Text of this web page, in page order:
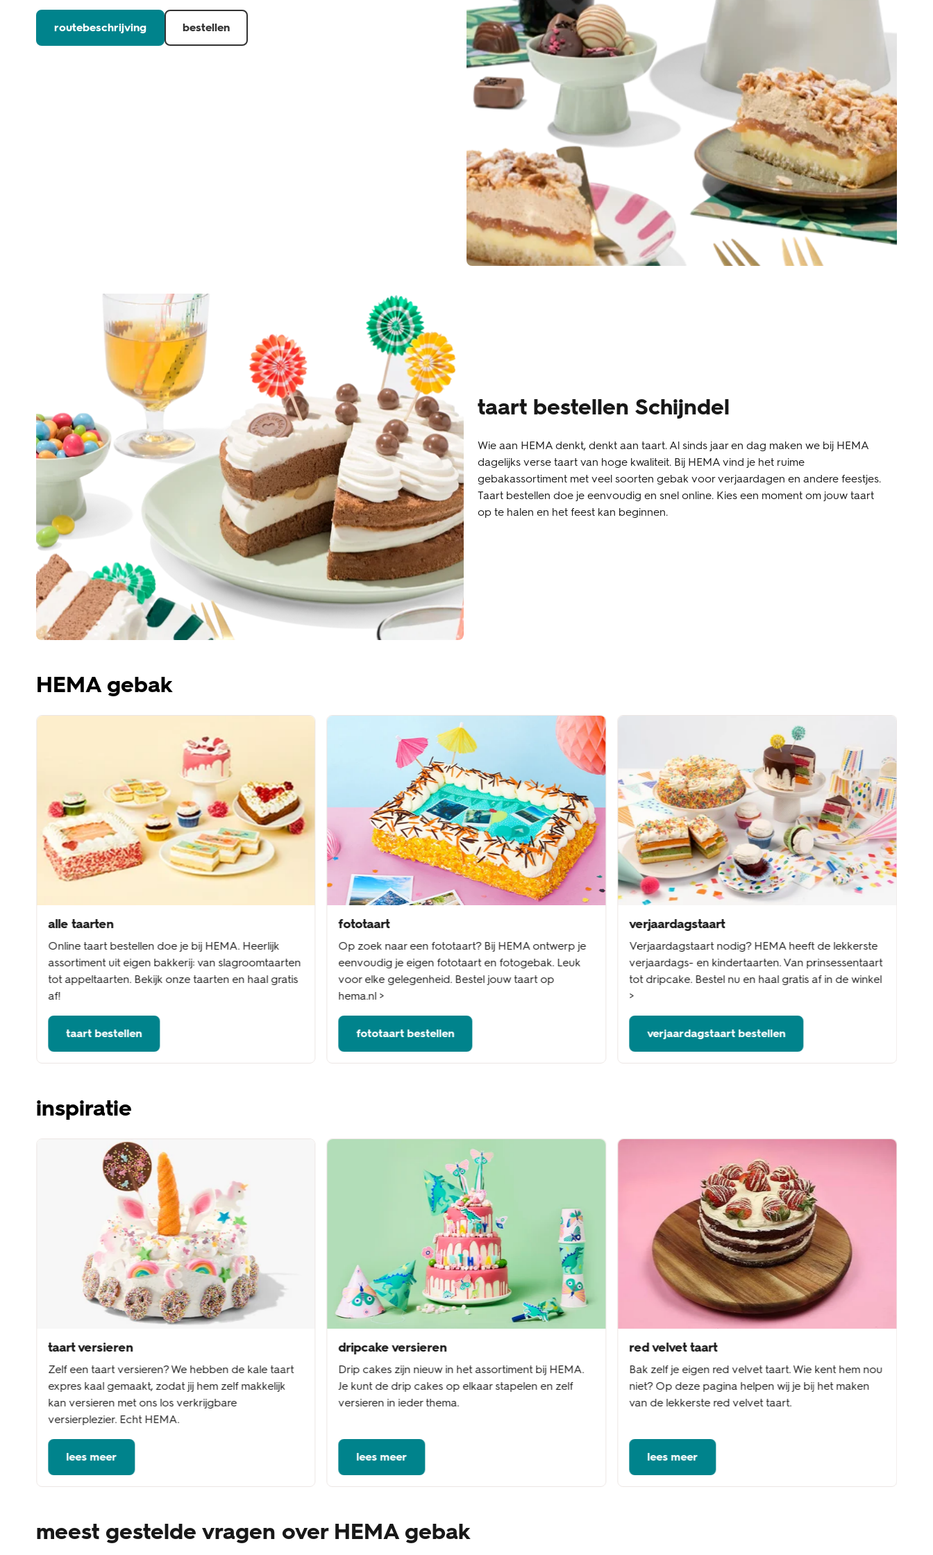
routebeschrijving bestellen
taart bestellen Schijndel
Wie aan HEMA denkt, denkt aan taart. Al sinds jaar en dag maken we bij HEMA
dagelijks verse taart van hoge kwaliteit. Bij HEMA vind je het ruime
gebakassortiment met veel soorten gebak voor verjaardagen en andere feestjes.
Taart bestellen doe je eenvoudig en snel online. Kies een moment om jouw taart
op te halen en het feest kan beginnen.
HEMA gebak
alle taarten
Online taart bestellen doe je bij HEMA. Heerlijk
assortiment uit eigen bakkerij: van slagroomtaarten
tot appeltaarten. Bekijk onze taarten en haal gratis
af!
taart bestellen
fototaart
Op zoek naar een fototaart? Bij HEMA ontwerp je
eenvoudig je eigen fototaart en fotogebak. Leuk
voor elke gelegenheid. Bestel jouw taart op
hema.nl >
fototaart bestellen
verjaardagstaart
Verjaardagstaart nodig? HEMA heeft de lekkerste
verjaardags- en kindertaarten. Van prinsessentaart
tot dripcake. Bestel nu en haal gratis af in de winkel
>
verjaardagstaart bestellen
inspiratie
taart versieren
Zelf een taart versieren? We hebben de kale taart
expres kaal gemaakt, zodat jij hem zelf makkelijk
kan versieren met ons los verkrijgbare
versierplezier. Echt HEMA.
lees meer
dripcake versieren
Drip cakes zijn nieuw in het assortiment bij HEMA.
Je kunt de drip cakes op elkaar stapelen en zelf
versieren in ieder thema.
lees meer
red velvet taart
Bak zelf je eigen red velvet taart. Wie kent hem nou
niet? Op deze pagina helpen wij je bij het maken
van de lekkerste red velvet taart.
lees meer
meest gestelde vragen over HEMA gebak